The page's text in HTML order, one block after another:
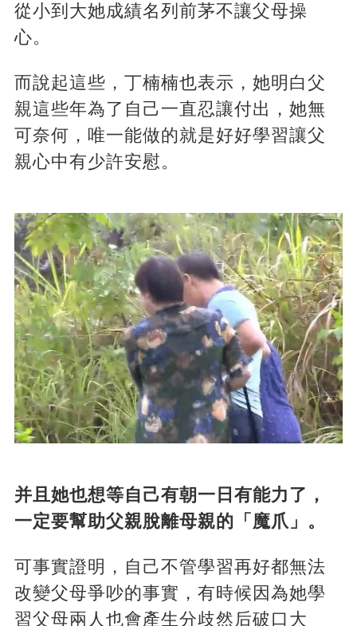
從小到大她成績名列前茅不讓父母操
心。
而說起這些，丁楠楠也表示，她明白父
親這些年為了自己一直忍讓付出，她無
可奈何，唯一能做的就是好好學習讓父
親心中有少許安慰。
并且她也想等自己有朝一日有能力了，
一定要幫助父親脫離母親的「魔爪」。
可事實證明，自己不管學習再好都無法
改變父母爭吵的事實，有時候因為她學
習父母兩人也會產生分歧然后破口大